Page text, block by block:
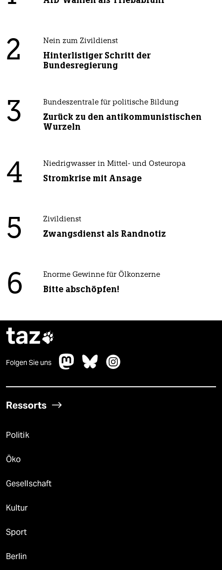
2 Nein zum Zivildienst
Hinterlistiger Schritt der
Bundesregierung
3 Bundeszentrale für politische Bildung
Zurück zu den antikommunistischen
Wurzeln
4 Niedrigwasser in Mittel- und Osteuropa
Stromkrise mit Ansage
5 Zivildienst
Zwangsdienst als Randnotiz
6 Enorme Gewinne für Ölkonzerne
Bitte abschöpfen!
taz
Folgen Sie uns
Ressorts
Politik
Öko
Gesellschaft
Kultur
Sport
Berlin